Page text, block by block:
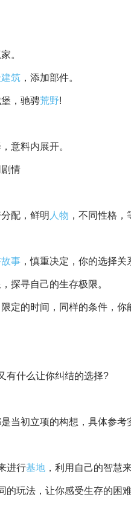
。
建筑 ，添加部件。
，驰骋荒野!
意料内展开。
情
配，鲜明 人物 ，不同性格，
故事 ，慎重决定，你的选择关
探寻自己的生存极限。
定的时间，同样的条件，你
有什么让你纠结的选择?
当初立项的构想，具体参考
进行基地 ，利用自己的智慧
的玩法，让你感受生存的困难